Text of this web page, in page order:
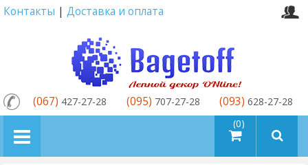
Контакты | Доставка и оплата
товаров (0)
(067) 427-27-28 (095) 707-27-28 (093) 628-27-28